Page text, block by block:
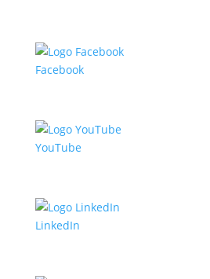
Facebook
YouTube
LinkedIn